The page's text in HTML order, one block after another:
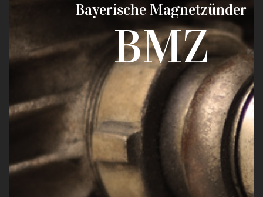
Bayerische Magnetzünder
BMZ